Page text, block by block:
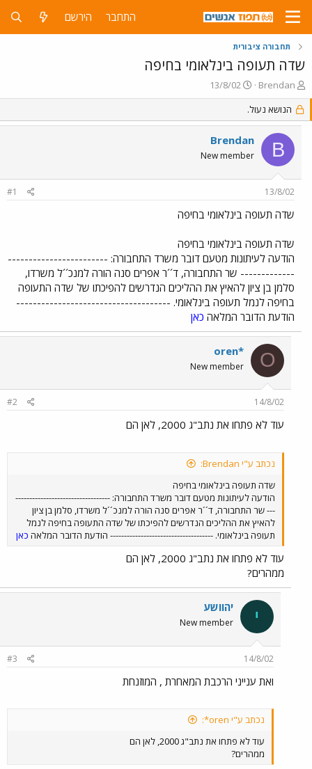
התחבר הירשם
תחבורה ציבורית
שדה תעופה בינלאומי בחיפה
פ
ו
ת
ח
נ
Brendan
פ
ו
ס
ם
ב
ת
ך
13/8/02
הנושא נעול.
B
Brendan
New member
13/8/02
#1
שדה תעופה בינלאומי בחיפה
שדה תעופה בינלאומי בחיפה
הודעה לעיתונות מטעם דובר משרד התחבורה: ------------------------
------------- שר התחבורה, ד´´ר אפרים סנה הורה למנכ´´ל משרדו,
סלמן בן ציון להאיץ את ההליכים הנדרשים להפיכתו של שדה התעופה
בחיפה לנמל תעופה בינלאומי. -------------------------------------
הודעת הדובר המלאה כאן
O
oren*
New member
14/8/02
#2
עוד לא פתחו את נתב"ג 2000, לאן הם
נכתב ע"י Brendan:
שדה תעופה בינלאומי בחיפה
הודעה לעיתונות מטעם דובר משרד התחבורה: ----------------------------------
--- שר התחבורה, ד´´ר אפרים סנה הורה למנכ´´ל משרדו, סלמן בן ציון
להאיץ את ההליכים הנדרשים להפיכתו של שדה התעופה בחיפה לנמל
תעופה בינלאומי. ------------------------------------- הודעת הדובר המלאה כאן
עוד לא פתחו את נתב"ג 2000, לאן הם
ממהרים?
י יהוושע
New member
14/8/02
#3
ואת ענייני הרכבת המאחרת , המוזנחת
נכתב ע"י oren*:
עוד לא פתחו את נתב"ג 2000, לאן הם
ממהרים?